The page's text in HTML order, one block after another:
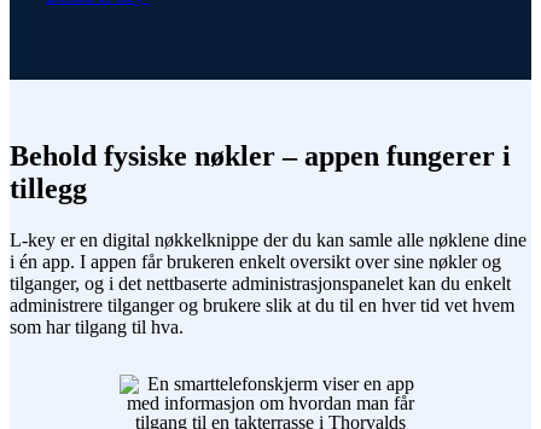
Behold fysiske nøkler – appen fungerer i
tillegg
L-key er en digital nøkkelknippe der du kan samle alle nøklene dine
i én app. I appen får brukeren enkelt oversikt over sine nøkler og
tilganger, og i det nettbaserte administrasjonspanelet kan du enkelt
administrere tilganger og brukere slik at du til en hver tid vet hvem
som har tilgang til hva.